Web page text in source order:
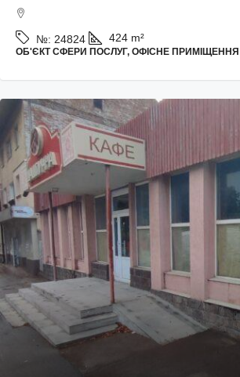
№: 24824 424 m²
ОБ'ЄКТ СФЕРИ ПОСЛУГ, ОФІСНЕ ПРИМІЩЕННЯ